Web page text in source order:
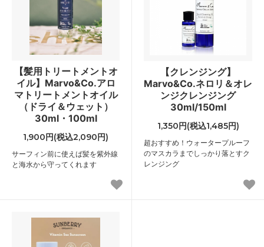
【髪用トリートメントオ
イル】Marvo&Co.アロ
マトリートメントオイル
（ドライ＆ウェット）
30ml・100ml
1,900円(税込2,090円)
サーフィン前に使えば髪を紫外線
と海水から守ってくれます
【クレンジング】
Marvo&Co.ネロリ＆オレ
ンジクレンジング
30ml/150ml
1,350円(税込1,485円)
超おすすめ！ウォータープルーフ
のマスカラまでしっかり落とすク
レンジング